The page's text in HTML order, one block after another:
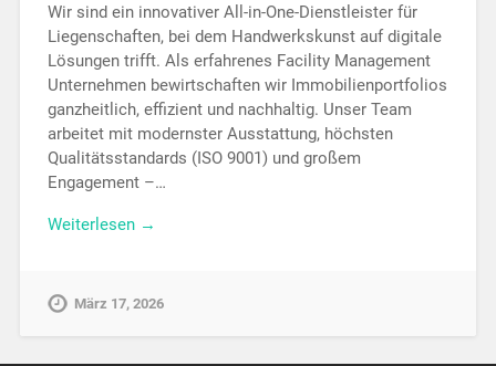
Wir sind ein innovativer All-in-One-Dienstleister für
Liegenschaften, bei dem Handwerkskunst auf digitale
Lösungen trifft. Als erfahrenes Facility Management
Unternehmen bewirtschaften wir Immobilienportfolios
ganzheitlich, effizient und nachhaltig. Unser Team
arbeitet mit modernster Ausstattung, höchsten
Qualitätsstandards (ISO 9001) und großem
Engagement –…
Weiterlesen →
März 17, 2026